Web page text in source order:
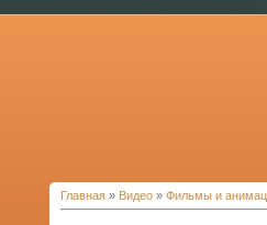
Главная » Видео » Фильмы и